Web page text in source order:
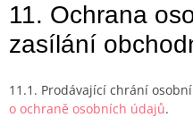
11. Ochrana
zasílání
11.1. Prodávající chrání
o ochraně osobních údajů.